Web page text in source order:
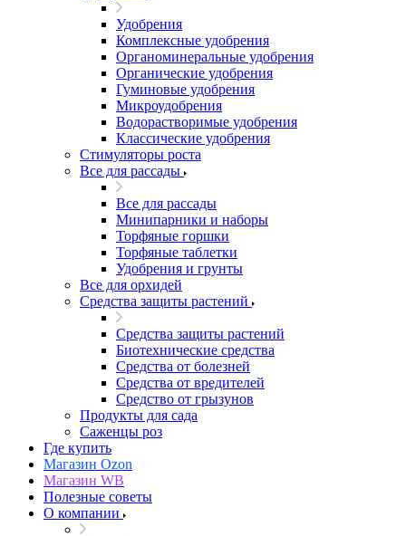
Удобрения
Комплексные удобрения
Органоминеральные удобрения
Органические удобрения
Гуминовые удобрения
Микроудобрения
Водорастворимые удобрения
Классические удобрения
Стимуляторы роста
Все для рассады
Все для рассады
Минипарники и наборы
Торфяные горшки
Торфяные таблетки
Удобрения и грунты
Все для орхидей
Средства защиты растений
Средства защиты растений
Биотехнические средства
Средства от болезней
Средства от вредителей
Средство от грызунов
Продукты для сада
Саженцы роз
Где купить
Магазин Ozon
Магазин WB
Полезные советы
О компании